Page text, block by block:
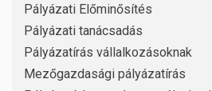
Pályázati Előminősítés
Pályázati tanácsadás
Pályázatírás vállalkozásoknak
Mezőgazdasági pályázatírás